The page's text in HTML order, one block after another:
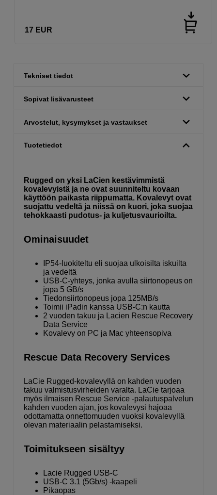
17 EUR
Tekniset tiedot
Sopivat lisävarusteet
Arvostelut, kysymykset ja vastaukset
Tuotetiedot
Rugged on yksi LaCien kestävimmistä
kovalevyistä ja ne ovat suunniteltu kovaan
käyttöön paikasta riippumatta. Kovalevyt ovat
suojattu vedeltä ja niissä on kuori, joka suojaa
tehokkaasti pudotus- ja kuljetusvaurioilta.
Ominaisuudet
IP54-luokiteltu eli suojaa ulkoisilta iskuilta
ja vedeltä
USB-C-yhteys, jonka avulla siirtonopeus on
jopa 5 GB/s
Tiedonsiirtonopeus jopa 125MB/s
Toimii iPadin kanssa USB-C:n kautta
2 vuoden takuu ja Lacien Rescue Recovery
Data Service
Kovalevy on PC ja Mac yhteensopiva
Rescue Data Recovery Services
LaCie Rugged-kovalevyllä on kahden vuoden
takuu valmistusvirheiden varalta. LaCie tarjoaa
myös ilmaisen Rescue Service -palautuspalvelun
kahden vuoden ajan, jos kovalevysi hajoaa
odottamatta onnettomuuden vuoksi kovalevyllä
olevan materiaalin pelastamiseksi.
Toimitukseen sisältyy
Lacie Rugged USB-C
USB-C 3.1 (5Gb/s) -kaapeli
Pikaopas